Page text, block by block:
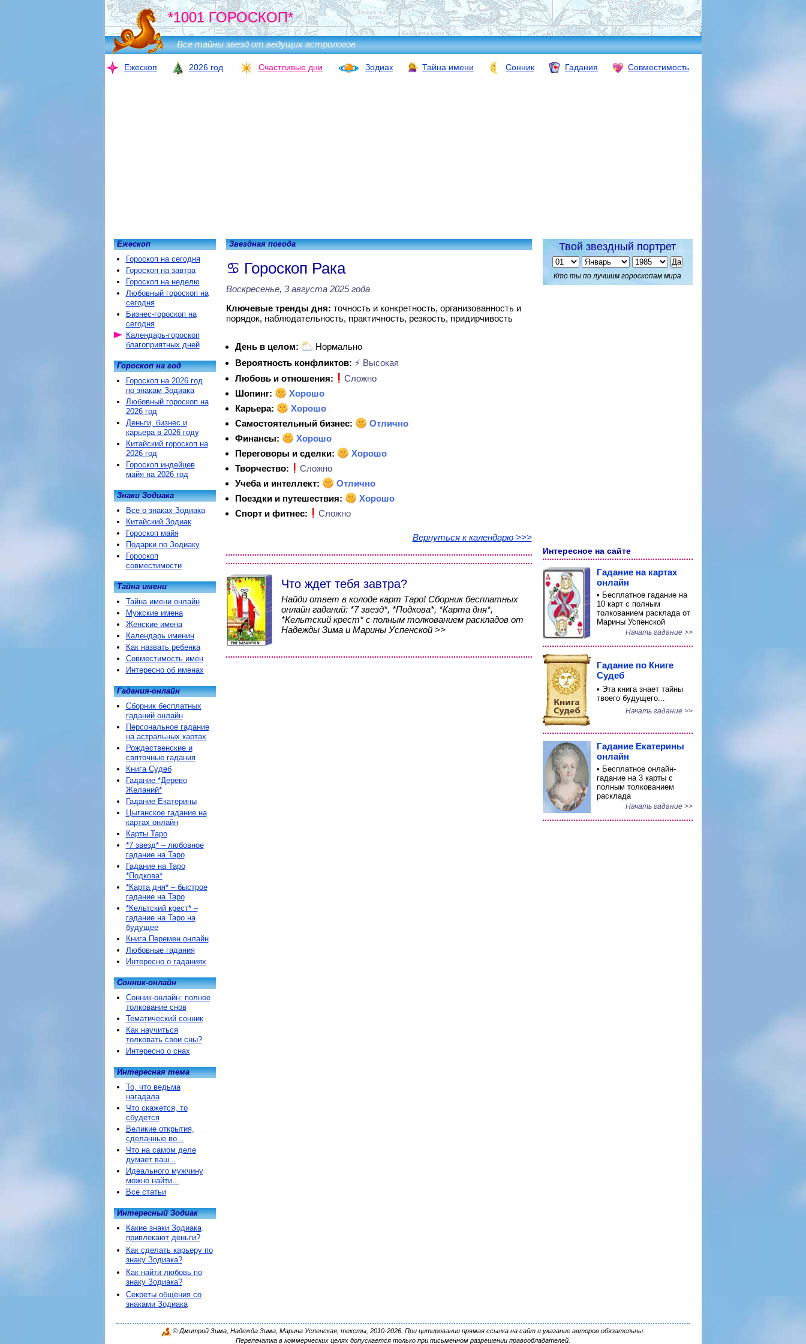
*1001 ГОРОСКОП*
Все тайны звезд от ведущих астрологов
Ежескоп 2026 год Счастливые дни Зодиак Тайна имени Сонник Гадания Совместимость
Звездная погода
Гороскоп Рака
Воскресенье, 3 августа 2025 года
Ключевые тренды дня: точность и конкретность, организованность и
порядок, наблюдательность, практичность, резкость, придирчивость
День в целом:
Нормально
Вероятность конфликтов: ⚡ Высокая
Любовь и отношения:
Сложно
Шопинг:
Хорошо
Карьера:
Хорошо
Самостоятельный бизнес:
Отлично
Финансы:
Хорошо
Переговоры и сделки:
Хорошо
Творчество:
Сложно
Учеба и интеллект:
Отлично
Поездки и путешествия:
Хорошо
Спорт и фитнес:
Сложно
Вернуться к календарю >>>
Что ждет тебя завтра?
Найди ответ в колоде карт Таро! Сборник бесплатных
онлайн гаданий: *7 звезд*, *Подкова*, *Карта дня*,
*Кельтский крест* с полным толкованием раскладов от
Надежды Зима и Марины Успенской >>
Ежескоп
Гороскоп на сегодня
Гороскоп на завтра
Гороскоп на неделю
Любовный гороскоп на
сегодня
Бизнес-гороскоп на
сегодня
Календарь-гороскоп
благоприятных дней
Гороскоп на год
Гороскоп на 2026 год
по знакам Зодиака
Любовный гороскоп на
2026 год
Деньги, бизнес и
карьера в 2026 году
Китайский гороскоп на
2026 год
Гороскоп индейцев
майя на 2026 год
Знаки Зодиака
Все о знаках Зодиака
Китайский Зодиак
Гороскоп майя
Подарки по Зодиаку
Гороскоп
совместимости
Тайна имени
Тайна имени онлайн
Мужские имена
Женские имена
Календарь именин
Как назвать ребенка
Совместимость имен
Интересно об именах
Гадания-онлайн
Сборник бесплатных
гаданий онлайн
Персональное гадание
на астральных картах
Рождественские и
святочные гадания
Книга Судеб
Гадание *Дерево
Желаний*
Гадание Екатерины
Цыганское гадание на
картах онлайн
Карты Таро
*7 звезд* – любовное
гадание на Таро
Гадание на Таро
*Подкова*
*Карта дня* – быстрое
гадание на Таро
*Кельтский крест* –
гадание на Таро на
будущее
Книга Перемен онлайн
Любовные гадания
Интересно о гаданиях
Сонник-онлайн
Сонник-онлайн: полное
толкование снов
Тематический сонник
Как научиться
толковать свои сны?
Интересно о снах
Интересная тема
То, что ведьма
нагадала
Что скажется, то
сбудется
Великие открытия,
сделанные во...
Что на самом деле
думает ваш...
Идеального мужчину
можно найти...
Все статьи
Интересный Зодиак
Какие знаки Зодиака
привлекают деньги?
Как сделать карьеру по
знаку Зодиака?
Как найти любовь по
знаку Зодиака?
Секреты общения со
знаками Зодиака
Твой звездный портрет
Кто ты по лучшим гороскопам мира
Интересное на сайте
Гадание на картах
онлайн
• Бесплатное гадание на
10 карт с полным
толкованием расклада от
Марины Успенской
Начать гадание >>
Гадание по Книге
Судеб
• Эта книга знает тайны
твоего будущего...
Начать гадание >>
Гадание Екатерины
онлайн
• Бесплатное онлайн-
гадание на 3 карты с
полным толкованием
расклада
Начать гадание >>
© Дмитрий Зима, Надежда Зима, Марина Успенская, тексты, 2010-2026. При цитировании прямая ссылка на сайт и указание авторов обязательны.
Перепечатка в коммерческих целях допускается только при письменном разрешении правообладателей.